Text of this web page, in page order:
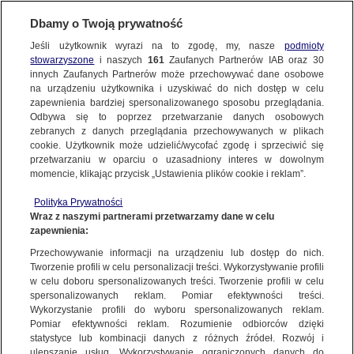
NAJNOWSZE
ZOBACZ FAKTY
FAKTY PO FAKTACH
FAKTY O ŚWIECIE
WIĘCEJ
KANAŁY
Dzień dobry!
Jedno konto do wszystkich usług
Dbamy o Twoją prywatność
Jeśli użytkownik wyrazi na to zgodę, my, nasze podmioty
stowarzyszone i naszych 161Zaufanych Partnerów IAB oraz 30
innych Zaufanych Partnerów może przechowywać dane osobowe
na urządzeniu użytkownika i uzyskiwać do nich dostęp w celu
zapewnienia bardziej spersonalizowanego sposobu przeglądania.
Odbywa się to poprzez przetwarzanie danych osobowych
zebranych z danych przeglądania przechowywanych w plikach
cookie. Użytkownik może udzielić/wycofać zgodę i sprzeciwić się
przetwarzaniu w oparciu o uzasadniony interes w dowolnym
momencie, klikając przycisk „Ustawienia plików cookie i reklam”.
Polityka Prywatności
Wraz z naszymi partnerami przetwarzamy dane w celu
zapewnienia:
Przechowywanie informacji na urządzeniu lub dostęp do nich.
Tworzenie profili w celu personalizacji treści. Wykorzystywanie profili
w celu doboru spersonalizowanych treści. Tworzenie profili w celu
spersonalizowanych reklam. Pomiar efektywności treści.
Wykorzystanie profili do wyboru spersonalizowanych reklam.
Pomiar efektywności reklam. Rozumienie odbiorców dzięki
statystyce lub kombinacji danych z różnych źródeł. Rozwój i